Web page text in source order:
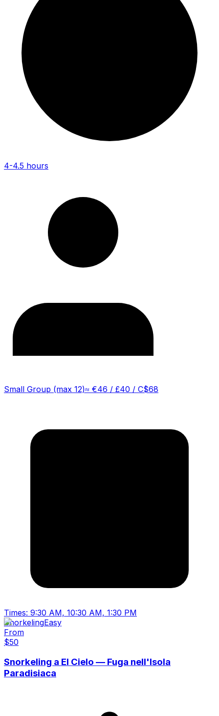
4-4.5 hours
Small Group (max 12)≈ €46 / £40 / C$68
Times: 9:30 AM, 10:30 AM, 1:30 PM
SnorkelingEasy
From
$50
Snorkeling a El Cielo — Fuga nell'Isola
Paradisiaca